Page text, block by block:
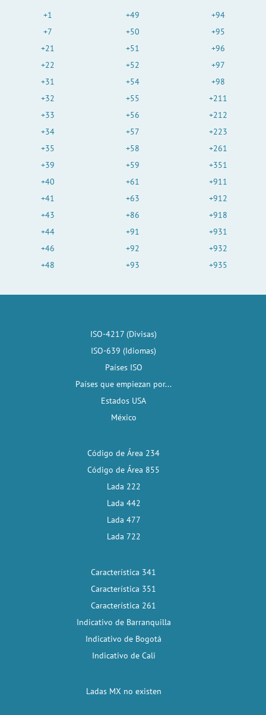
+1
+7
+21
+22
+31
+32
+33
+34
+35
+39
+40
+41
+43
+44
+46
+48
+49
+50
+51
+52
+54
+55
+56
+57
+58
+59
+61
+63
+86
+91
+92
+93
+94
+95
+96
+97
+98
+211
+212
+223
+261
+351
+911
+912
+918
+931
+932
+935
ISO-4217 (Divisas)
ISO-639 (Idiomas)
Países ISO
Países que empiezan por...
Estados USA
México
Código de Área 234
Código de Área 855
Lada 222
Lada 442
Lada 477
Lada 722
Característica 341
Característica 351
Característica 261
Indicativo de Barranquilla
Indicativo de Bogotá
Indicativo de Cali
Ladas MX no existen